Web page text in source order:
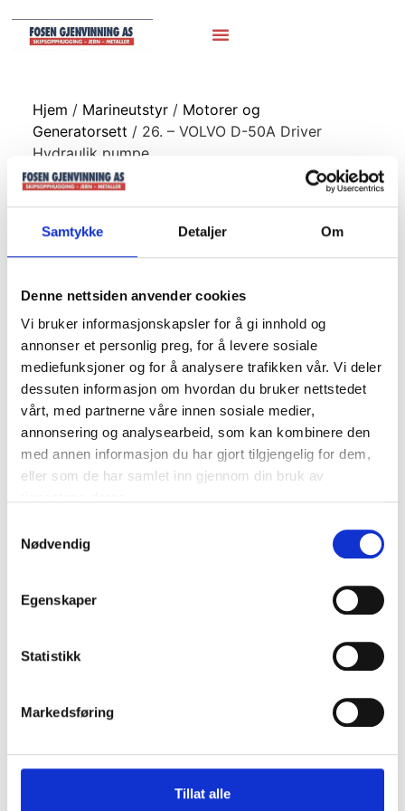
Samtykke Detaljer Om
Denne nettsiden anvender cookies
Vi bruker informasjonskapsler for å gi innhold og
annonser et personlig preg, for å levere sosiale
mediefunksjoner og for å analysere trafikken vår. Vi deler
dessuten informasjon om hvordan du bruker nettstedet
vårt, med partnerne våre innen sosiale medier,
annonsering og analysearbeid, som kan kombinere den
med annen informasjon du har gjort tilgjengelig for dem,
eller som de har samlet inn gjennom din bruk av
Nødvendig
Egenskaper
Statistikk
Markedsføring
Tillat alle
Hjem / Marineutstyr/ Motorer og
Generatorsett / 26. – VOLVO D-50A Driver
Hydraulik pumpe
26. – VOLVO D-
50A Driver
Hydraulik pumpe